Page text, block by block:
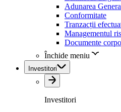
Adunarea
Conformitate
Tranzacții
Managementul
Documente
Închide meniu
Investitori
Investitori